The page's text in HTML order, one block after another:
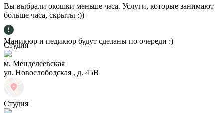
Вы выбрали окошки меньше часа. Услуги, которые занимают
больше часа, скрыты :))
Маникюр и педикюр будут сделаны по очереди :)
Студия
м. Менделеевская
ул. Новослободская , д. 45В
Студия